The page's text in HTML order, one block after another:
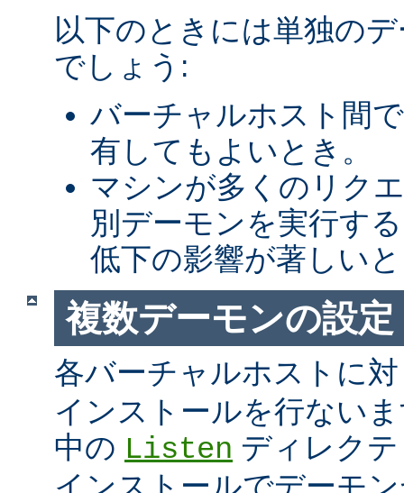
以下のときには単独の
でしょう:
バーチャルホスト間
有してもよいとき。
マシンが多くのリク
別デーモンを実行す
低下の影響が著しい
複数デーモンの設定
各バーチャルホストに
インストールを行ない
中の Listen ディレク